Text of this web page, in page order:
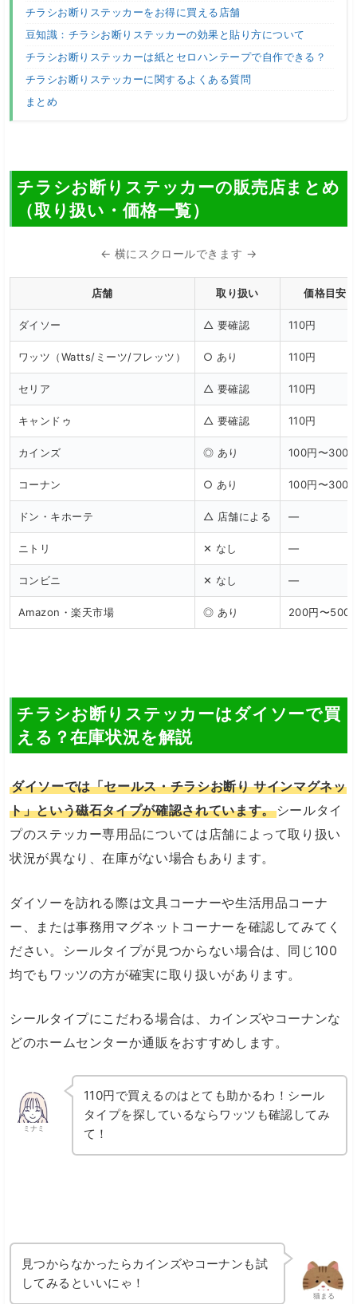
チラシお断りステッカーをお得に買える店舗
豆知識：チラシお断りステッカーの効果と貼り方について
チラシお断りステッカーは紙とセロハンテープで自作できる？
チラシお断りステッカーに関するよくある質問
まとめ
チラシお断りステッカーの販売店まとめ
（取り扱い・価格一覧）
← 横にスクロールできます →
店舗 取り扱い 価格目安
ダイソー △ 要確認 110円
ワッツ（Watts/ミーツ/フレッツ） ○ あり 110円
セリア △ 要確認 110円
キャンドゥ △ 要確認 110円
カインズ ◎ あり 100円〜300
コーナン ○ あり 100円〜300
ドン・キホーテ △ 店舗による —
ニトリ ✕ なし —
コンビニ ✕ なし —
Amazon・楽天市場 ◎ あり 200円〜500
チラシお断りステッカーはダイソーで買
える？在庫状況を解説
ダイソーでは「セールス・チラシお断り サインマグネッ
ト」という磁石タイプが確認されています。シールタイ
プのステッカー専用品については店舗によって取り扱い
状況が異なり、在庫がない場合もあります。
ダイソーを訪れる際は文具コーナーや生活用品コーナ
ー、または事務用マグネットコーナーを確認してみてく
ださい。シールタイプが見つからない場合は、同じ100
均でもワッツの方が確実に取り扱いがあります。
シールタイプにこだわる場合は、カインズやコーナンな
どのホームセンターか通販をおすすめします。
ミナミ
110円で買えるのはとても助かるわ！シール
タイプを探しているならワッツも確認してみ
て！
猫まる
見つからなかったらカインズやコーナンも試
してみるといいにゃ！